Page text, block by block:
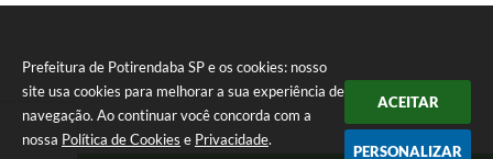
Prefeitura de Potirendaba SP e os cookies: nosso
site usa cookies para melhorar a sua experiência de
navegação. Ao continuar você concorda com a
nossa Política de Cookies e Privacidade.
ACEITAR
PERSONALIZAR